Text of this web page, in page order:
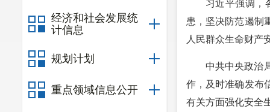
经济和社会发展统
计信息
规划计划
重点领域信息公开
习近平强调，
患，坚决防范遏制
人民群众生命财产
中共中央政治
作，及时准确发布
有关方面强化安全